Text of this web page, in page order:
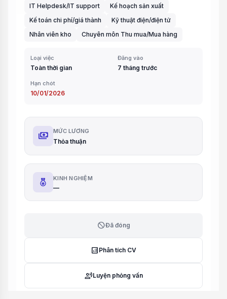
IT Helpdesk/IT support
Kế hoạch sản xuất
Kế toán chi phí/giá thành
Kỹ thuật điện/điện tử
Nhân viên kho
Chuyên môn Thu mua/Mua hàng
Loại việc
Toàn thời gian
Đăng vào
7 tháng trước
Hạn chót
10/01/2026
payments MỨC LƯƠNG
Thỏa thuận
KINH NGHIỆM
—
blockĐã đóng
analytics Phân tích CV
record_voice_overLuyện phỏng vấn